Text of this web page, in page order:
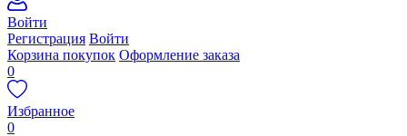
Войти
Регистрация Войти
Корзина покупок Оформление заказа
0
Избранное
0